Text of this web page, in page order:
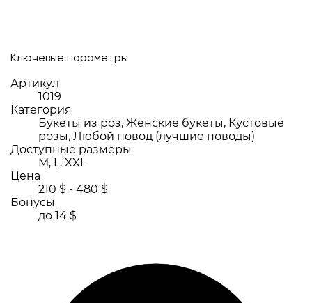
Ключевые параметры
Артикул
1019
Категория
Букеты из роз, Женские букеты, Кустовые
розы, Любой повод (лучшие поводы)
Доступные размеры
M, L, XXL
Цена
210 $ - 480 $
Бонусы
до 14 $